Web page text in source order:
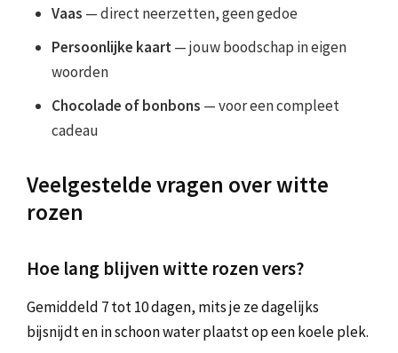
Vaas — direct neerzetten, geen gedoe
Persoonlijke kaart— jouw boodschap in eigen
woorden
Chocolade of bonbons — voor een compleet
cadeau
Veelgestelde vragen over witte
rozen
Hoe lang blijven witte rozen vers?
Gemiddeld 7 tot 10 dagen, mits je ze dagelijks
bijsnijdt en in schoon water plaatst op een koele plek.